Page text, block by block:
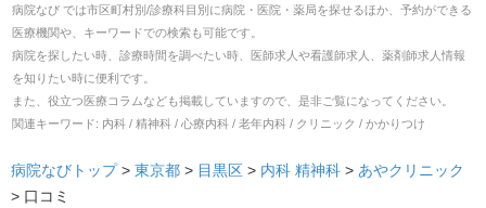
病院なび では市区町村別/診療科目別に病院・医院・薬局を探せるほか、予約ができる
医療機関や、キーワードでの検索も可能です。
病院を探したい時、診療時間を調べたい時、医師求人や看護師求人、薬剤師求人情報
を知りたい時に便利です。
また、役立つ医療コラムなども掲載していますので、是非ご覧になってください。
関連キーワード: 内科 / 精神科 / 心療内科 / 老年内科 / クリニック / かかりつけ
病院なびトップ > 東京都 > 目黒区 > 内科 精神科 > あやクリニック
> 口コミ